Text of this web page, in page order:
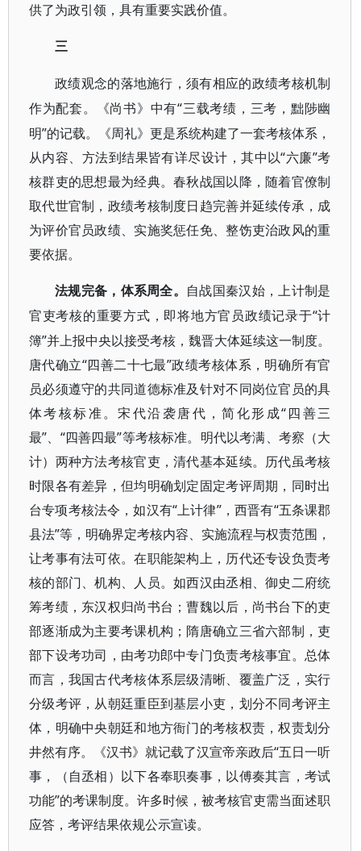
供了为政引领，具有重要实践价值。
三
政绩观念的落地施行，须有相应的政绩考核机制
作为配套。《尚书》中有“三载考绩，三考，黜陟幽
明”的记载。《周礼》更是系统构建了一套考核体系，
从内容、方法到结果皆有详尽设计，其中以“六廉”考
核群吏的思想最为经典。春秋战国以降，随着官僚制
取代世官制，政绩考核制度日趋完善并延续传承，成
为评价官员政绩、实施奖惩任免、整饬吏治政风的重
要依据。
法规完备，体系周全。
自战国秦汉始，上计制是
官吏考核的重要方式，即将地方官员政绩记录于“计
簿”并上报中央以接受考核，魏晋大体延续这一制度。
唐代确立“四善二十七最”政绩考核体系，明确所有官
员必须遵守的共同道德标准及针对不同岗位官员的具
体考核标准。宋代沿袭唐代，简化形成“四善三
最”、“四善四最”等考核标准。明代以考满、考察（大
计）两种方法考核官吏，清代基本延续。历代虽考核
时限各有差异，但均明确划定固定考评周期，同时出
台专项考核法令，如汉有“上计律”，西晋有“五条课郡
县法”等，明确界定考核内容、实施流程与权责范围，
让考事有法可依。在职能架构上，历代还专设负责考
核的部门、机构、人员。如西汉由丞相、御史二府统
筹考绩，东汉权归尚书台；曹魏以后，尚书台下的吏
部逐渐成为主要考课机构；隋唐确立三省六部制，吏
部下设考功司，由考功郎中专门负责考核事宜。总体
而言，我国古代考核体系层级清晰、覆盖广泛，实行
分级考评，从朝廷重臣到基层小吏，划分不同考评主
体，明确中央朝廷和地方衙门的考核权责，权责划分
井然有序。《汉书》就记载了汉宣帝亲政后“五日一听
事，（自丞相）以下各奉职奏事，以傅奏其言，考试
功能”的考课制度。许多时候，被考核官吏需当面述职
应答，考评结果依规公示宣读。